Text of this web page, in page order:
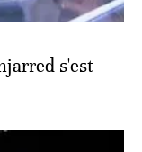
s'est